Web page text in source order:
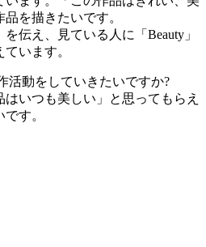
を描きたいです。
伝え、見ている人に「Beauty」
います。
動をしていきたいですか?
はいつも美しい」と思ってもらえ
す。